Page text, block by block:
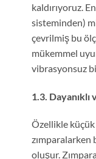
kaldırıyoruz.
sisteminden)
çevrilmiş bu
mükemmel
vibrasyonsuz
1.3. Dayanıklı
Özellikle
zımparalarken
oluşur.